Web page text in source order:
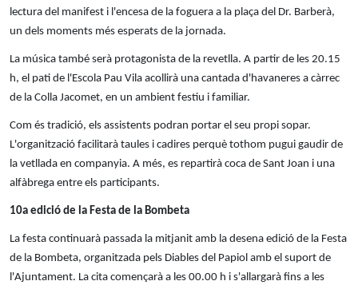
lectura del manifest i l'encesa de la foguera a la plaça del Dr. Barberà,
un dels moments més esperats de la jornada.
La música també serà protagonista de la revetlla. A partir de les 20.15
h, el pati de l'Escola Pau Vila acollirà una cantada d'havaneres a càrrec
de la Colla Jacomet, en un ambient festiu i familiar.
Com és tradició, els assistents podran portar el seu propi sopar.
L'organització facilitarà taules i cadires perquè tothom pugui gaudir de
la vetllada en companyia. A més, es repartirà coca de Sant Joan i una
alfàbrega entre els participants.
10a edició de la Festa de la Bombeta
La festa continuarà passada la mitjanit amb la desena edició de la Festa
de la Bombeta, organitzada pels Diables del Papiol amb el suport de
l'Ajuntament. La cita començarà a les 00.00 h i s'allargarà fins a les